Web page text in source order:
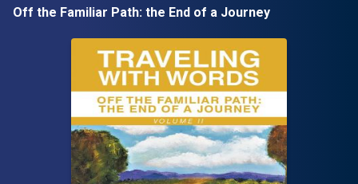
Off the Familiar Path: the End of a Journey